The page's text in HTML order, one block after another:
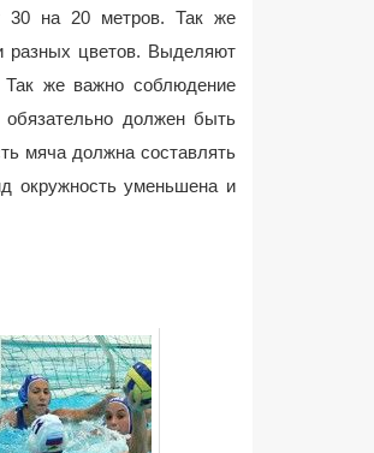
30 на 20 метров. Так же
разных цветов. Выделяют
же важно соблюдение
должен быть
мяча должна составлять
окружность уменьшена и